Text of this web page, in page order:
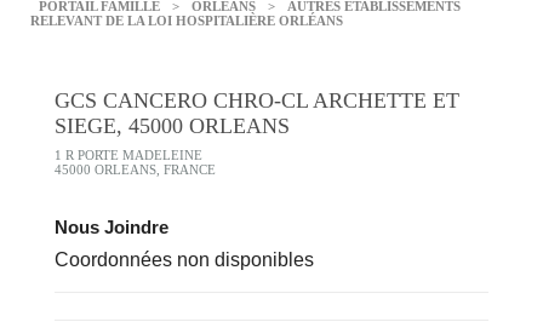
PORTAIL FAMILLE > ORLÉANS >
AUTRES ETABLISSEMENTS
RELEVANT DE LA LOI HOSPITALIÈRE ORLÉANS
GCS CANCERO CHRO-CL ARCHETTE ET
SIEGE, 45000 ORLEANS
1 R PORTE MADELEINE
45000 ORLEANS, FRANCE
Nous Joindre
Coordonnées non disponibles